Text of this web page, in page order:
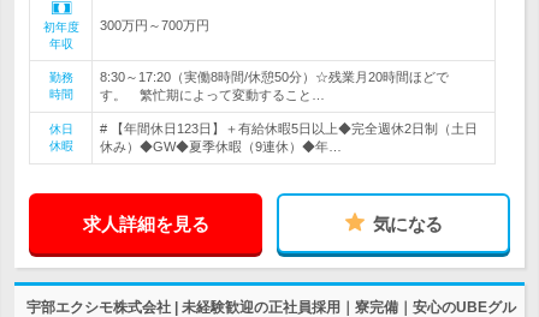
初年度
年収
300万円～700万円
勤務
時間
8:30～17:20（実働8時間/休憩50分）☆残業月20時間ほどで
す。 繁忙期によって変動すること…
休日
休暇
# 【年間休日123日】＋有給休暇5日以上◆完全週休2日制（土日
休み）◆GW◆夏季休暇（9連休）◆年…
求人詳細を見る 気になる
宇部エクシモ株式会社 | 未経験歓迎の正社員採用｜寮完備｜安心のUBEグル